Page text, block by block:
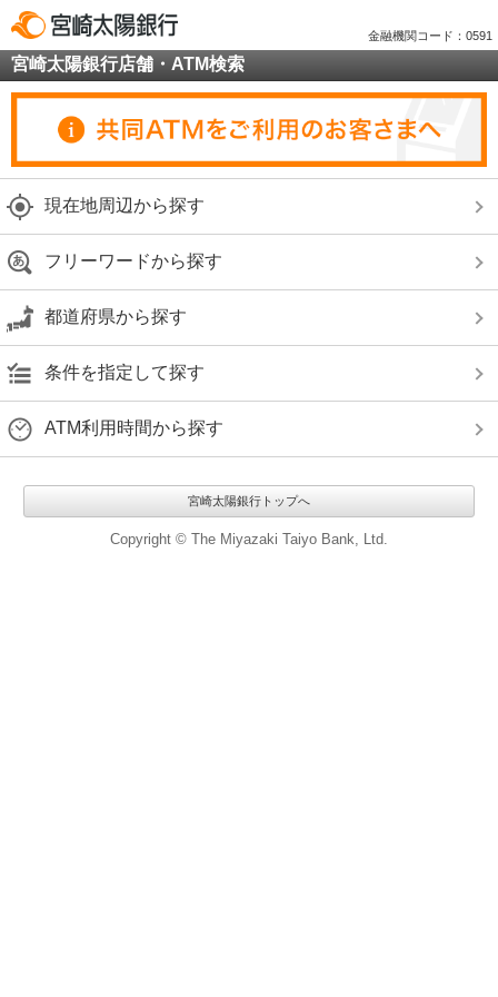
金融機関コード：0591
宮崎太陽銀行店舗・ATM検索
現在地周辺から探す
フリーワードから探す
都道府県から探す
条件を指定して探す
ATM利用時間から探す
宮崎太陽銀行トップへ
Copyright © The Miyazaki Taiyo Bank, Ltd.